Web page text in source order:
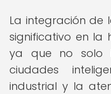
La integración de
significativo en la
ya que no solo
ciudades
industrial y la